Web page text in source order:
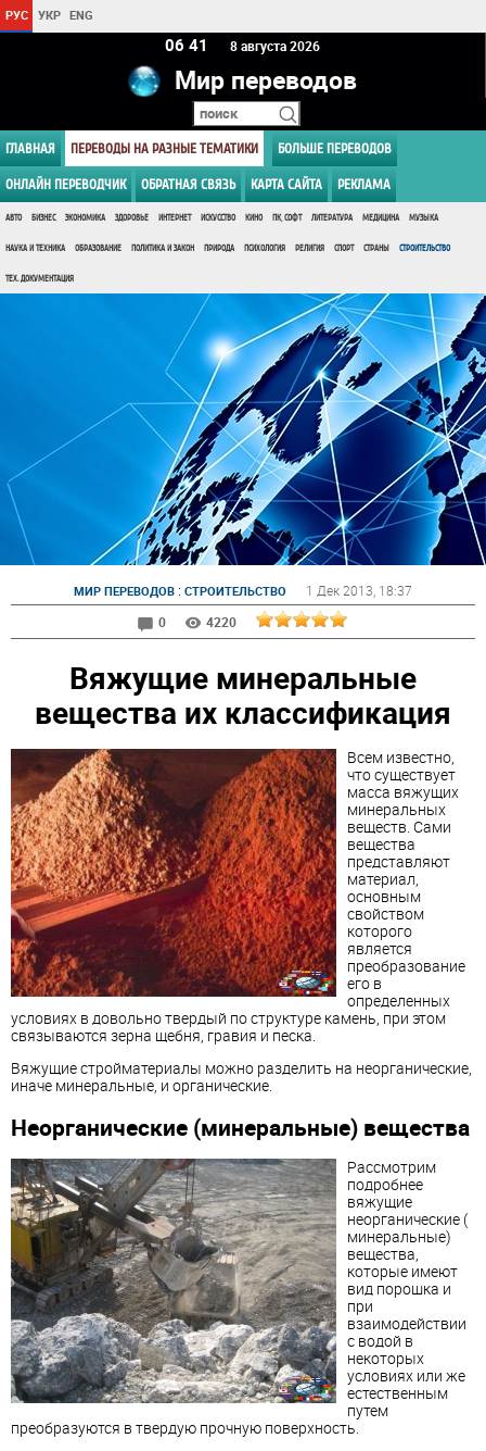
РУС УКР ENG
06 41 8 августа 2026
Мир переводов
ГЛАВНАЯ ПЕРЕВОДЫ НА РАЗНЫЕ ТЕМАТИКИ БОЛЬШЕ ПЕРЕВОДОВ
ОНЛАЙН ПЕРЕВОДЧИК ОБРАТНАЯ СВЯЗЬ КАРТА САЙТА РЕКЛАМА
АВТО БИЗНЕС ЭКОНОМИКА ЗДОРОВЬЕ ИНТЕРНЕТ ИСКУССТВО КИНО ПК, СОФТ ЛИТЕРАТУРА МЕДИЦИНА МУЗЫКА
НАУКА И ТЕХНИКА ОБРАЗОВАНИЕ ПОЛИТИКА И ЗАКОН ПРИРОДА ПСИХОЛОГИЯ РЕЛИГИЯ СПОРТ СТРАНЫ СТРОИТЕЛЬСТВО
ТЕХ. ДОКУМЕНТАЦИЯ
МИР ПЕРЕВОДОВ : СТРОИТЕЛЬСТВО 1 Дек 2013 , 18:37
0
4220
Вяжущие минеральные
вещества их классификация
Всем известно,
что существует
масса вяжущих
минеральных
веществ. Сами
вещества
представляют
материал,
основным
свойством
которого
является
преобразование
его в
определенных
условиях в довольно твердый по структуре камень, при этом
связываются зерна щебня, гравия и песка.
Вяжущие стройматериалы можно разделить на неорганические,
иначе минеральные, и органические.
Неорганические (минеральные) вещества
Рассмотрим
подробнее
вяжущие
неорганические (
минеральные)
вещества,
которые имеют
вид порошка и
при
взаимодействии
с водой в
некоторых
условиях или же
естественным
путем
преобразуются в твердую прочную поверхность.